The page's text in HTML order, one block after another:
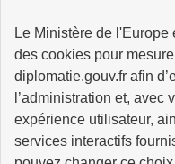
Le Ministère de
des cookies pour
diplomatie.gouv.fr afin
l’administration et, avec
expérience utilisateur,
services interactifs
MINISTÈRE
DE L'EUROPE
ET DES AFFAIRES
ÉTRANGÈRES